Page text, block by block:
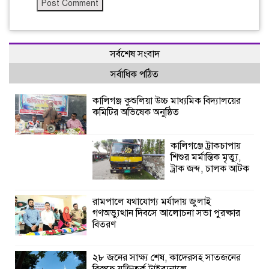
সর্বশেষ সংবাদ
সর্বাধিক পঠিত
কালিগঞ্জ কুশুলিয়া উচ্চ মাধ্যমিক বিদ্যালয়ের
কমিটির অভিষেক অনুষ্ঠিত
কালিগঞ্জে ট্রাকচাপায়
শিশুর মর্মান্তিক মৃত্যু,
ট্রাক জব্দ, চালক আটক
রামপালে যথাযোগ্য মর্যাদায় জুলাই
গণঅভ্যুত্থান দিবসে আলোচনা সভা পুরষ্কার
বিতরণ
২৮ জনের সাক্ষ্য শেষ, কাদেরসহ সাতজনের